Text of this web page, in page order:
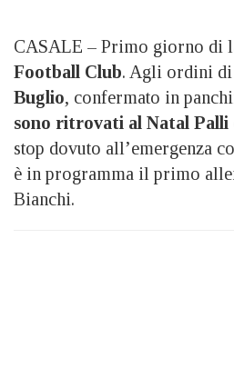
CASALE – Primo giorno di
Football Club. Agli ordini
Buglio, confermato in
sono ritrovati al Natal Palli
stop dovuto all’emergenza
è in programma il primo
Bianchi.